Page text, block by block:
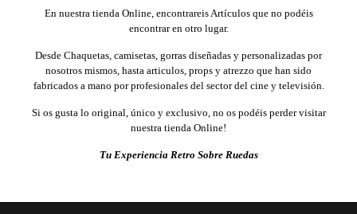
En nuestra tienda Online, encontrareis Artículos que no podéis
encontrar en otro lugar.
Desde Chaquetas, camisetas, gorras diseñadas y personalizadas por
nosotros mismos, hasta articulos, props y atrezzo que han sido
fabricados a mano por profesionales del sector del cine y televisión.
Si os gusta lo original, único y exclusivo, no os podéis perder visitar
nuestra tienda Online!
Tu Experiencia Retro Sobre Ruedas